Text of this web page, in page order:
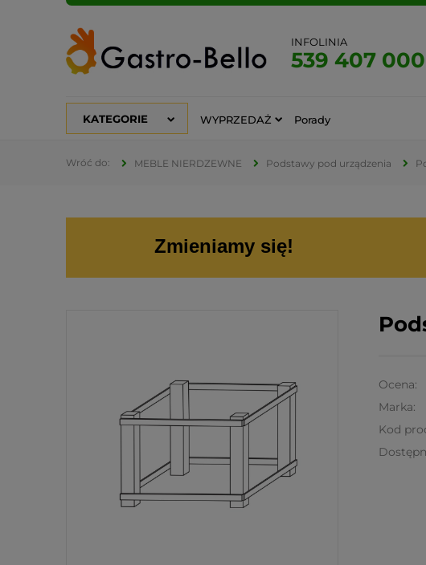
INFOLINIA
539 407 000
KATEGORIE WYPRZEDAŻ Porady
MEBLE NIERDZEWNE Podstawy pod urządzenia
Zmieniamy się!
Ocena:
Marka:
Kod